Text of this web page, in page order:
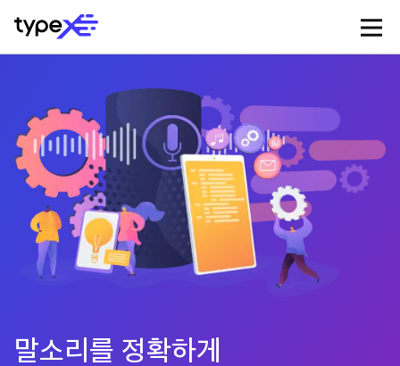
영상 자막 제작
일반 타이핑
기업고객
고객센터
말소리를 정확하게